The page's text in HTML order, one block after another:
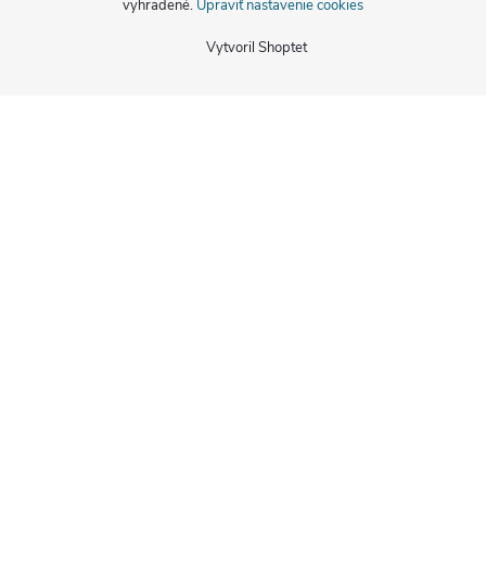
Vytvoril Shoptet
vyhradené. Upraviť nastavenie cookies